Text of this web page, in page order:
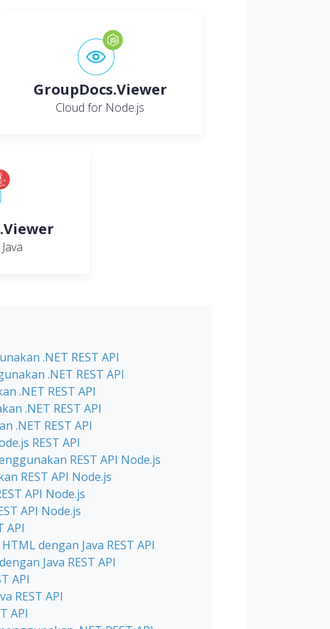
GroupDocs.Viewer
Cloud for Node.js
.NET REST API
.NET REST API
.NET REST API
.NET REST API
.NET REST API
REST API
REST API Node.js
REST API Node.js
API Node.js
API Node.js
API
dengan Java REST API
Java REST API
API
REST API
API